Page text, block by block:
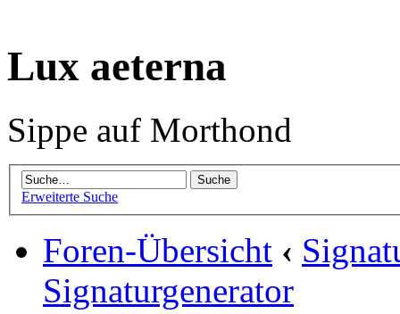
Lux aeterna
Sippe auf Morthond
Erweiterte Suche
Foren-Übersicht ‹
Signaturgenerator